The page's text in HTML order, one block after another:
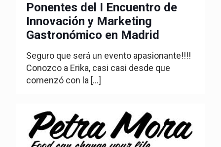
Ponentes del I Encuentro de
Innovación y Marketing
Gastronómico en Madrid
Seguro que será un evento apasionante!!!!
Conozco a Erika, casi casi desde que
comenzó con la […]